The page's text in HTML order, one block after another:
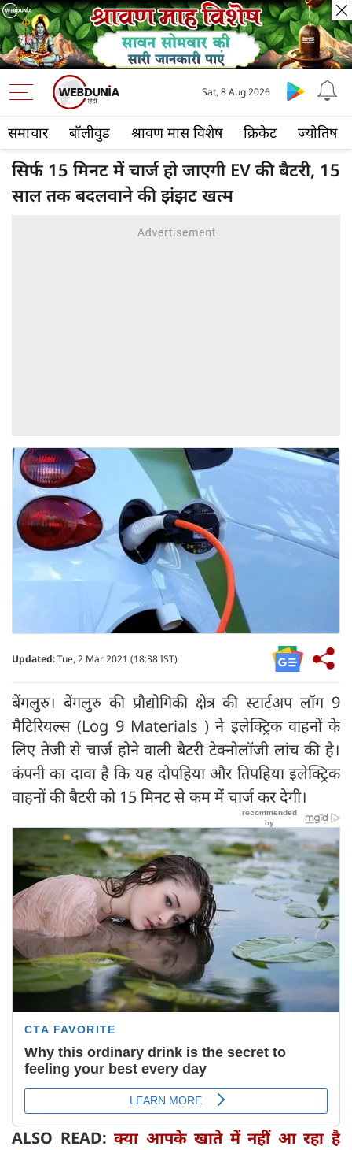
समाचार बॉलीवुड श्रावण मास विशेष क्रिकेट ज्योतिष
Sat, 8 Aug 2026
सिर्फ 15 मिनट में चार्ज हो जाएगी EV की बैटरी, 15
साल तक बदलवाने की झंझट खत्म
Updated:Tue, 2 Mar 2021 (18:38 IST)
बेंगलुरु। बेंगलुरु की प्रौद्योगिकी क्षेत्र की स्टार्टअप लॉग 9
मैटिरियल्स (Log 9 Materials ) ने इलेक्ट्रिक वाहनों के
लिए तेजी से चार्ज होने वाली बैटरी टेक्नोलॉजी लांच की है।
कंपनी का दावा है कि यह दोपहिया और तिपहिया इलेक्ट्रिक
वाहनों की बैटरी को 15 मिनट से कम में चार्ज कर देगी।
ALSO READ:क्या आपके खाते में नहीं आ रहा है